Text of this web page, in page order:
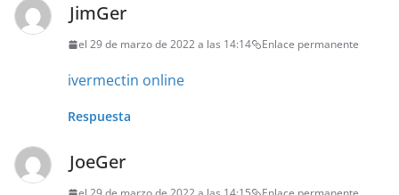
JimGer
el 29 de marzo de 2022 a las 14:14 Enlace permanente
ivermectin online
Respuesta
JoeGer